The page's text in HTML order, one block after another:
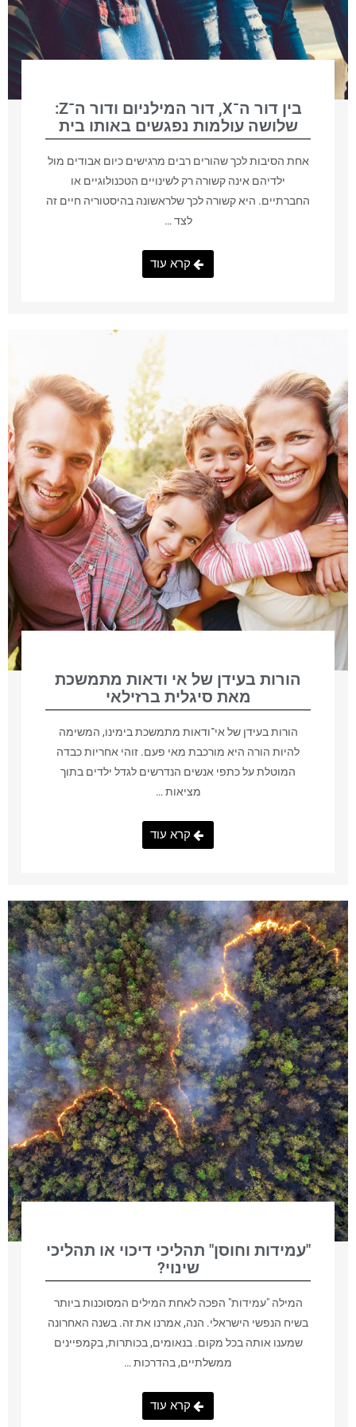
בין דור ה־X, דור המילניום ודור ה־Z:
שלושה עולמות נפגשים באותו בית
אחת הסיבות לכך שהורים רבים מרגישים כיום אבודים מול
ילדיהם אינה קשורה רק לשינויים הטכנולוגיים או
החברתיים. היא קשורה לכך שלראשונה בהיסטוריה חיים זה
לצד …
קרא עוד
הורות בעידן של אי ודאות מתמשכת
מאת סיגלית ברזילאי
הורות בעידן של אי־ודאות מתמשכת בימינו, המשימה
להיות הורה היא מורכבת מאי פעם. זוהי אחריות כבדה
המוטלת על כתפי אנשים הנדרשים לגדל ילדים בתוך
מציאות …
קרא עוד
"עמידות וחוסן" תהליכי דיכוי או תהליכי
שינוי?
המילה "עמידות" הפכה לאחת המילים המסוכנות ביותר
בשיח הנפשי הישראלי. הנה, אמרנו את זה. בשנה האחרונה
שמענו אותה בכל מקום. בנאומים, בכותרות, בקמפיינים
ממשלתיים, בהדרכות …
קרא עוד